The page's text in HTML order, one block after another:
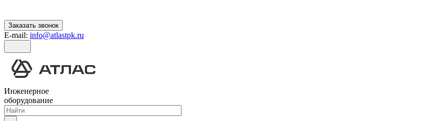
Заказать звонок
E-mail: info@atlastpk.ru
Инженерное
оборудование